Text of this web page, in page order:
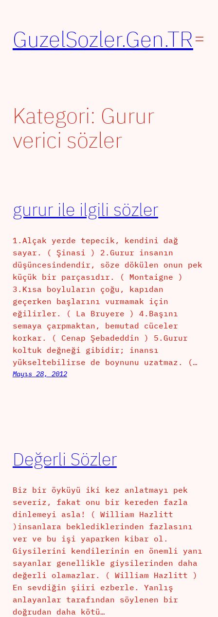
GuzelSozler.Gen.TR
Kategori: Gurur
verici sözler
gurur ile ilgili sözler
1.Alçak yerde tepecik, kendini dağ
sayar. ( Şinasi ) 2.Gurur insanın
düşüncesindendir, söze dökülen onun pek
küçük bir parçasıdır. ( Montaigne )
3.Kısa boyluların çoğu, kapıdan
geçerken başlarını vurmamak için
eğilirler. ( La Bruyere ) 4.Başını
semaya çarpmaktan, bemutad cüceler
korkar. ( Cenap Şebadeddin ) 5.Gurur
koltuk değneği gibidir; inansı
yükseltebilirse de boynunu uzatmaz. (…
Mayıs 28, 2012
Değerli Sözler
Biz bir öyküyü iki kez anlatmayı pek
severiz, fakat onu bir kereden fazla
dinlemeyi asla! ( William Hazlitt
)insanlara beklediklerinden fazlasını
ver ve bu işi yaparken kibar ol.
Giysilerini kendilerinin en önemli yanı
sayanlar genellikle giysilerinden daha
değerli olamazlar. ( William Hazlitt )
En sevdiğin şiiri ezberle. Yanlış
anlayanlar tarafından söylenen bir
doğrudan daha kötü…